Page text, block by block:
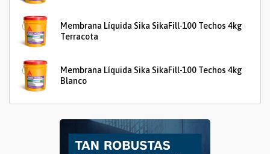
Membrana Líquida Sika SikaFill-100 Techos 4kg
Terracota
Membrana Líquida Sika SikaFill-100 Techos 4kg
Blanco